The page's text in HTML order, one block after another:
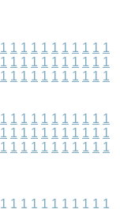
1 1 1 1 1 1 1 1 1 1 1
1 1 1 1 1 1 1 1 1 1 1
1 1 1 1 1 1 1 1 1 1 1
1 1 1 1 1 1 1 1 1 1 1
1 1 1 1 1 1 1 1 1 1 1
1 1 1 1 1 1 1 1 1 1 1
1 1 1 1 1 1 1 1 1 1 1